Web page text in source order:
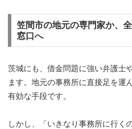
笠間市の地元の専門家か、
窓口へ
茨城にも、借金問題に強い弁護士
ます。地元の事務所に直接足を運
有効な手段です。
しかし、「いきなり事務所に行く